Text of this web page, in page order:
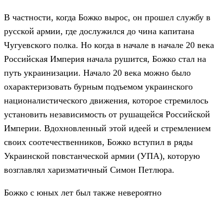
В частности, когда Божко вырос, он прошел службу в
русской армии, где дослужился до чина капитана
Чугуевского полка. Но когда в начале в начале 20 века
Российская Империя начала рушится, Божко стал на
путь украинизации. Начало 20 века можно было
охарактеризовать бурным подъемом украинского
националистического движения, которое стремилось
установить независимость от рушащейся Российской
Империи. Вдохновленный этой идеей и стремлением
своих соотечественников, Божко вступил в ряды
Украинской повстанческой армии (УПА), которую
возглавлял харизматичный Симон Петлюра.
Божко с юных лет был также невероятно